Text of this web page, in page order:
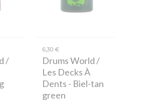
/
6,30 €
Drums World /
Les Decks À
Dents - Biel-tan
green